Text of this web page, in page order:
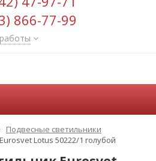
866-77-99
Подвесные светильники
Lotus 50222/1 голубой